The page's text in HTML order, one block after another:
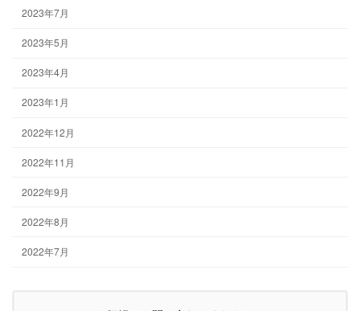
2023年7月
2023年5月
2023年4月
2023年1月
2022年12月
2022年11月
2022年9月
2022年8月
2022年7月